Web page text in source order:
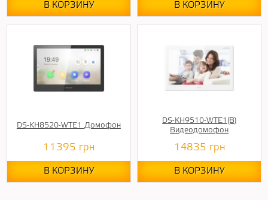
В КОРЗИНУ В КОРЗИНУ
DS-KH8520-WTE1 Домофон
11395 грн
В КОРЗИНУ
DS-KH9510-WTE1(B)
Видеодомофон
14835 грн
В КОРЗИНУ